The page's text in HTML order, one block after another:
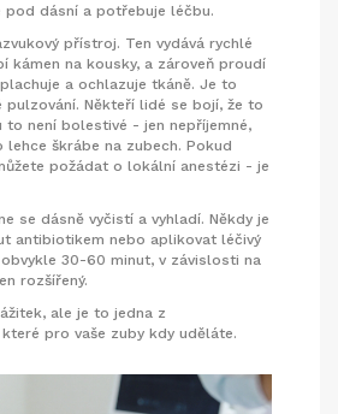
pod dásní a potřebuje léčbu.
přístroj. Ten vydává rychlé
kámen na kousky, a zároveň proudí
a ochlazuje tkáně. Je to
Někteří lidé se bojí, že to
to není bolestivé - jen nepříjemné,
lehce škrábe na zubech. Pokud
požádat o lokální anestézi - je
se dásně vyčistí a vyhladí. Někdy je
antibiotikem nebo aplikovat léčivý
30-60 minut, v závislosti na
rozšířený.
ale je to jedna z
pro vaše zuby kdy uděláte.